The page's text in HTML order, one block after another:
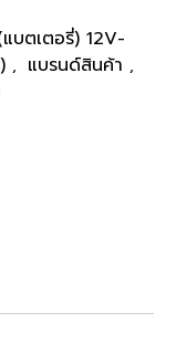
บตเตอรี่) 12V-
, แบรนด์สินค้า ,